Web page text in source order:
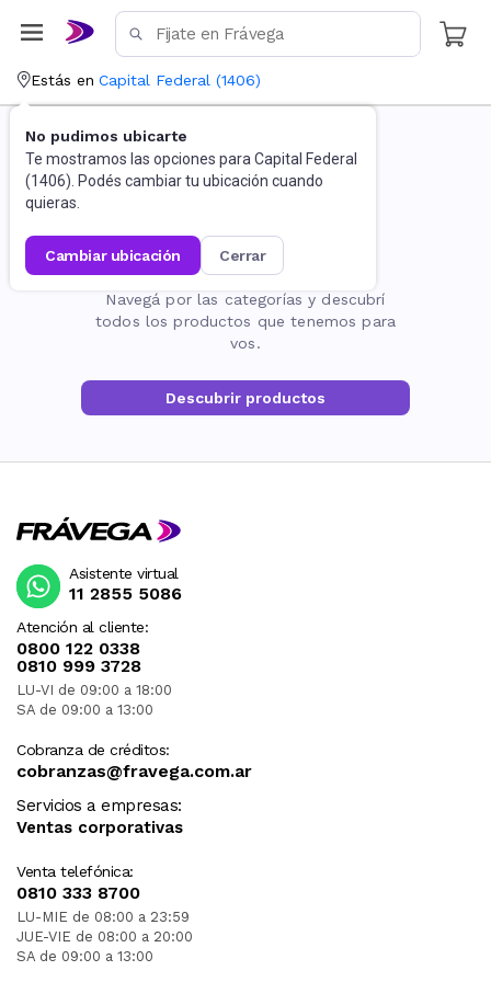
Estás en Capital Federal (1406)
No pudimos ubicarte
Te mostramos las opciones para Capital Federal
(1406). Podés cambiar tu ubicación cuando
quieras.
cambiar ubicación cerrar
La página no existe
Navegá por las categorías y descubrí
todos los productos que tenemos para
vos.
Descubrir productos
Atención al cliente:
0800 122 0338
0810 999 3728
LU-VI de 09:00 a 18:00
SA de 09:00 a 13:00
Cobranza de créditos:
cobranzas@fravega.com.ar
Servicios a empresas:
Ventas corporativas
Venta telefónica:
0810 333 8700
LU-MIE de 08:00 a 23:59
JUE-VIE de 08:00 a 20:00
SA de 09:00 a 13:00
Asistente virtual
11 2855 5086